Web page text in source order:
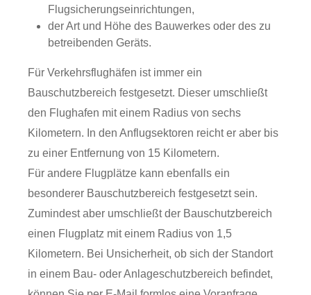
Flugsicherungseinrichtungen,
der Art und Höhe des Bauwerkes oder des zu
betreibenden Geräts.
Für Verkehrsflughäfen ist immer ein
Bauschutzbereich festgesetzt. Dieser umschließt
den Flughafen mit einem Radius von sechs
Kilometern. In den Anflugsektoren reicht er aber bis
zu einer Entfernung von 15 Kilometern.
Für andere Flugplätze kann ebenfalls ein
besonderer Bauschutzbereich festgesetzt sein.
Zumindest aber umschließt der Bauschutzbereich
einen Flugplatz mit einem Radius von 1,5
Kilometern. Bei Unsicherheit, ob sich der Standort
in einem Bau- oder Anlageschutzbereich befindet,